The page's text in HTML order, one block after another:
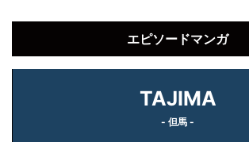
エピソードマンガ
TAJIMA
- 但馬 -